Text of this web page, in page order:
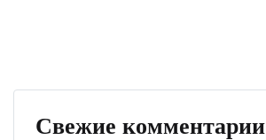
Свежие комментарии